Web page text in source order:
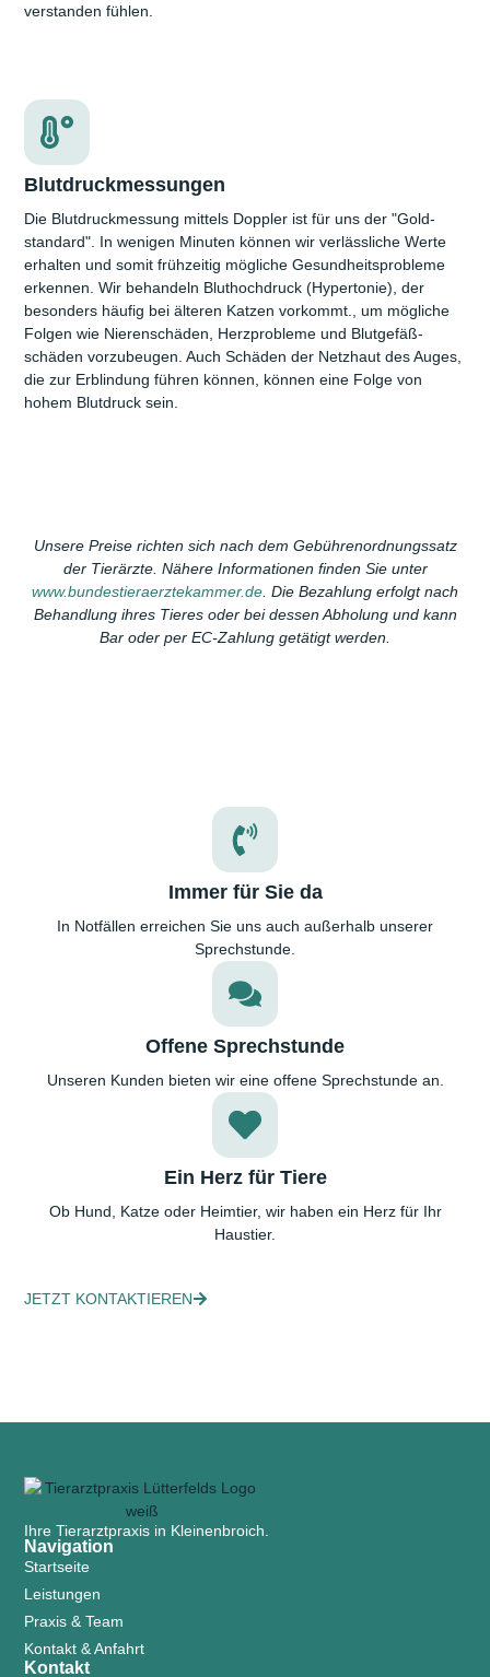
verstanden fühlen.
Blutdruckmessungen
Die Blutdruck­messung mittels Doppler ist für uns der "Gold­
standard". In wenigen Minuten können wir verlässliche Werte
erhalten und somit frühzeitig mögliche Gesund­heits­probleme
erkennen. Wir behandeln Bluthoch­druck (Hypertonie), der
besonders häufig bei älteren Katzen vorkommt., um mögliche
Folgen wie Nieren­schäden, Herz­probleme und Blutgefäß­
schäden vorzubeugen. Auch Schäden der Netz­haut des Auges,
die zur Erblindung führen können, können eine Folge von
hohem Blut­druck sein.
Unsere Preise richten sich nach dem Gebührenordnungssatz
der Tierärzte. Nähere Informationen finden Sie unter
www.bundestieraerztekammer.de . Die Bezahlung erfolgt nach
Behandlung ihres Tieres oder bei dessen Abholung und kann
Bar oder per EC-Zahlung getätigt werden.
Immer für Sie da
In Notfällen erreichen Sie uns auch außerhalb unserer
Sprechstunde.
Offene Sprechstunde
Unseren Kunden bieten wir eine offene Sprechstunde an.
Ein Herz für Tiere
Ob Hund, Katze oder Heimtier, wir haben ein Herz für Ihr
Haustier.
JETZT KONTAKTIEREN
Ihre Tierarztpraxis in Kleinenbroich.
Navigation
Startseite
Leistungen
Praxis & Team
Kontakt & Anfahrt
Kontakt